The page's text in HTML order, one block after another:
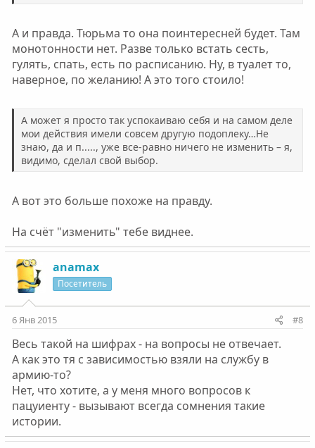
А и правда. Тюрьма то она поинтересней будет. Там
монотонности нет. Разве только встать сесть,
гулять, спать, есть по расписанию. Ну, в туалет то,
наверное, по желанию! А это того стоило!
А может я просто так успокаиваю себя и на самом деле
мои действия имели совсем другую подоплеку…Не
знаю, да и п....., уже все-равно ничего не изменить – я,
видимо, сделал свой выбор.
А вот это больше похоже на правду.
На счёт "изменить" тебе виднее.
anamax
Посетитель
6 Янв 2015 #8
Весь такой на шифрах - на вопросы не отвечает.
А как это тя с зависимостью взяли на службу в
армию-то?
Нет, что хотите, а у меня много вопросов к
пацуиенту - вызывают всегда сомнения такие
истории.